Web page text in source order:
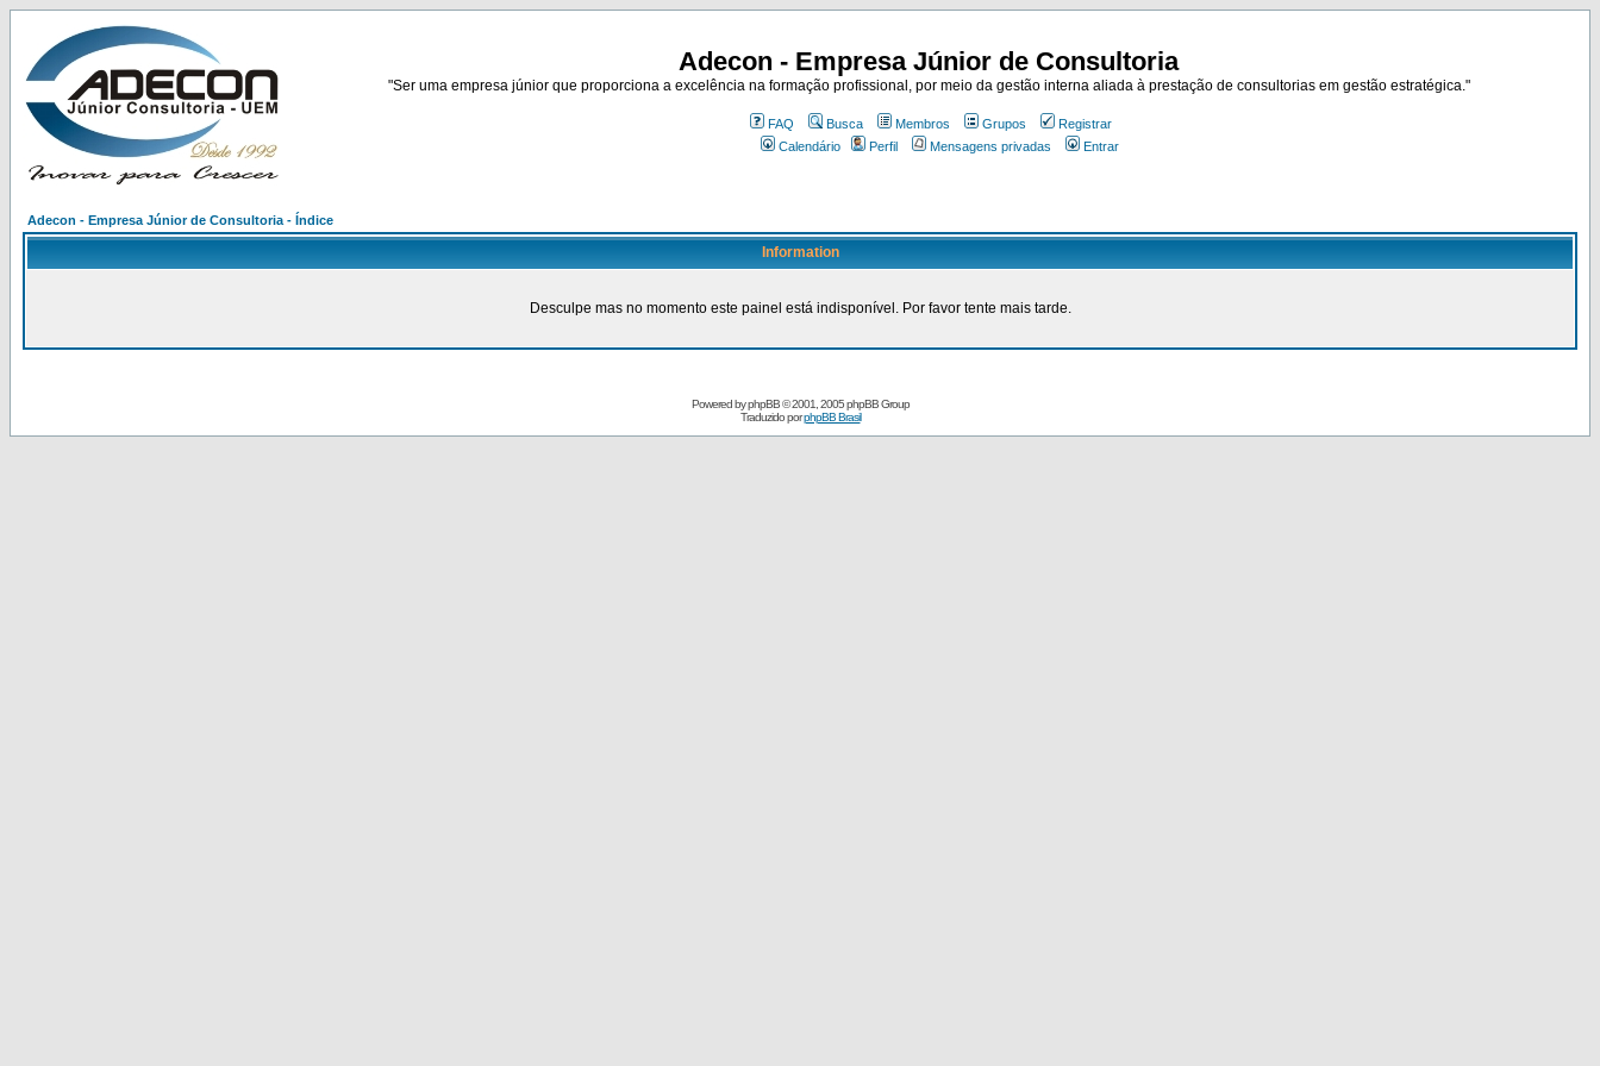
Adecon - Empresa Júnior de Consultoria
"Ser uma empresa júnior que proporciona a excelência na formação profissional, por meio da gestão interna aliada à prestação de consultorias em gestão estratégica."
FAQ Busca Membros Grupos
Registrar
Calendário
Perfil Mensagens privadas Entrar
Adecon - Empresa Júnior de Consultoria - Índice
Information
Desculpe mas no momento este painel está indisponível. Por favor tente mais tarde.
Powered byphpBB© 2001, 2005 phpBB Group
Traduzido porphpBB Brasil